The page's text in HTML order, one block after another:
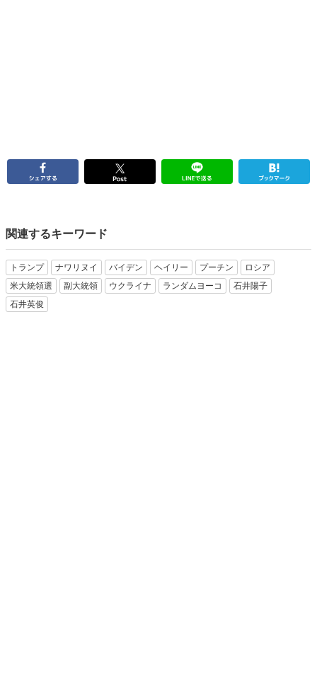
関連するキーワード
トランプ ナワリヌイ バイデン ヘイリー プーチン
ロシア
米大統領選
副大統領 ウクライナ ランダムヨーコ
石井陽子
石井英俊